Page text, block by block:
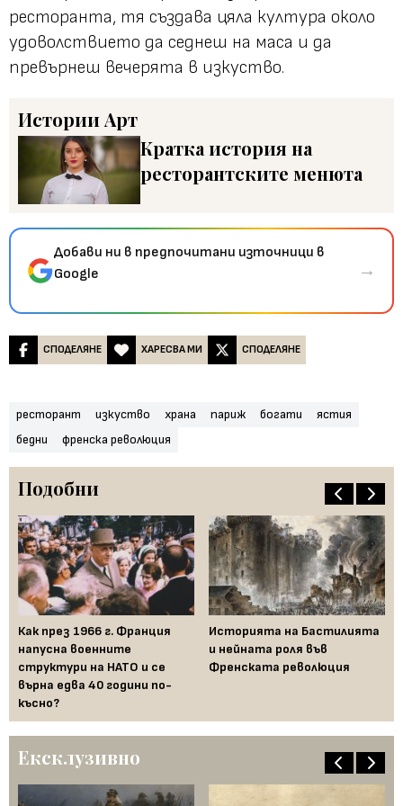
ресторанта, тя създава цяла култура около
удоволствието да седнеш на маса и да
превърнеш вечерята в изкуство.
ИсторииАрт
Кратка история на
ресторантските менюта
Добави ни в предпочитани източници в
Google
→
СПОДЕЛЯНЕ ХАРЕСВА МИ СПОДЕЛЯНЕ
ресторант изкуство храна париж богати
ястия
бедни
френска революция
Подобни
Как през 1966 г. Франция
напусна военните
структури на НАТО и се
върна едва 40 години по-
късно?
Историята на Бастилията
и нейната роля във
Френската революция
Ексклузивно